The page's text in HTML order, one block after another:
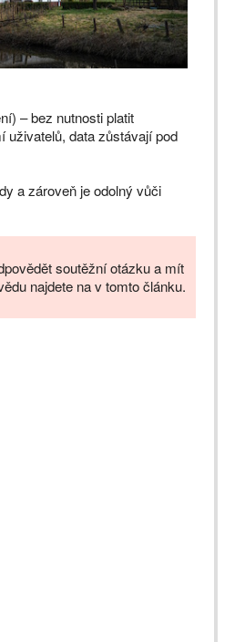
– bez nutnosti platit
uživatelů, data zůstávají pod
a zároveň je odolný vůči
soutěžní otázku a mít
najdete na v tomto článku.